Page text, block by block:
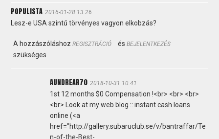
POPULISTA 2016-01-28 13:26
Lesz-e USA szintű törvényes vagyon elkobzás?
A hozzászóláshozREGISZTRÁCIÓ ésBEJELENTKEZÉS
szükséges
AUNDREAR70 2018-10-31 10:41
1st 12 months $0 Compensation !<br> <br> <br>
<br> Look at my web blog :: instant cash loans
online (<a
href="http://gallery.subaruclub.se/v/bantraffar/Te
n-of-the-Best-